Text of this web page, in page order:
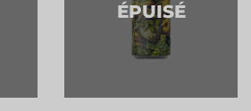
ÉPUISÉ